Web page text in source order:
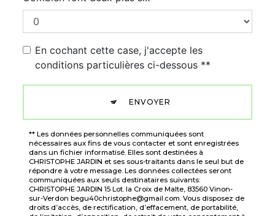
En cochant cette case, j'accepte les
conditions particulières ci-dessous **
ENVOYER
** Les données personnelles communiquées sont
nécessaires aux fins de vous contacter et sont enregistrées
dans un fichier informatisé. Elles sont destinées à
CHRISTOPHE JARDIN et ses sous-traitants dans le seul but de
répondre à votre message. Les données collectées seront
communiquées aux seuls destinataires suivants:
CHRISTOPHE JARDIN 15 Lot. la Croix de Malte, 83560 Vinon-
sur-Verdon begu40christophe@gmail.com. Vous disposez de
droits d’accès, de rectification, d’effacement, de portabilité,